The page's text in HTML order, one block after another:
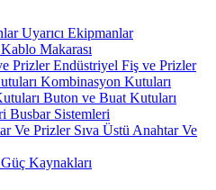
Uyarıcı Ekipmanlar
Kablo Makarası
Endüstriyel Fiş ve Prizler
Kombinasyon Kutuları
Buton ve Buat Kutuları
Busbar Sistemleri
Sıva Üstü Anahtar Ve
Güç Kaynakları